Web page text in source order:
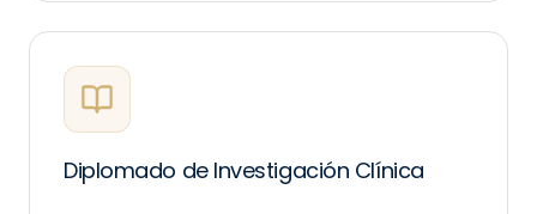
Diplomado de Investigación Clínica